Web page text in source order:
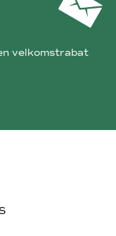
velkomstrabat